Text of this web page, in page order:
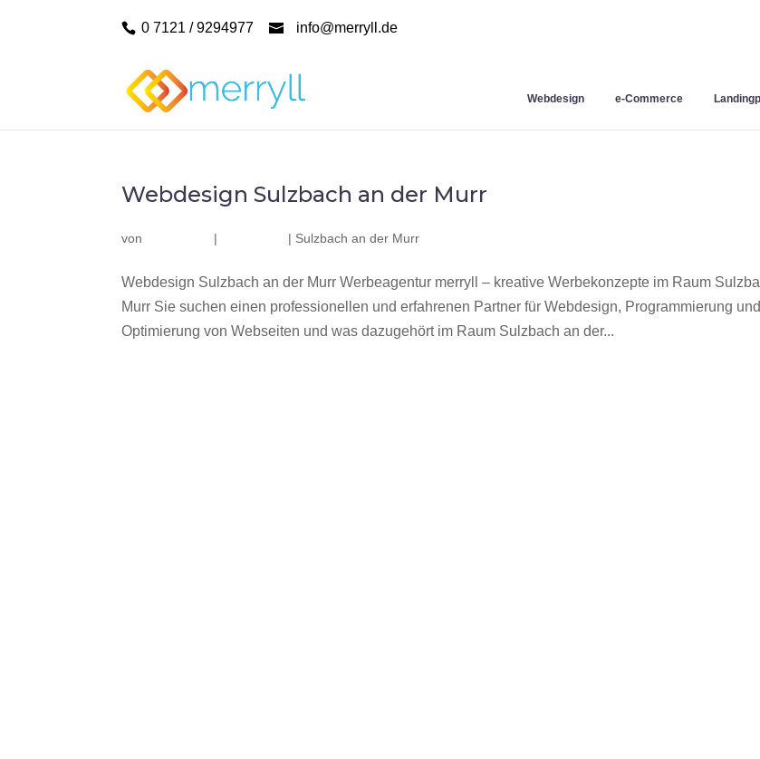
0 7121 / 9294977 info@merryll.de
Webdesign e-Commerce
Webdesign Sulzbach an der Murr
von | | Sulzbach an der Murr
Webdesign Sulzbach an der Murr Werbeagentur merryll – kreative Werbekonzepte im Raum
Murr Sie suchen einen professionellen und erfahrenen Partner für Webdesign, Programmierung und
Optimierung von Webseiten und was dazugehört im Raum Sulzbach an der...